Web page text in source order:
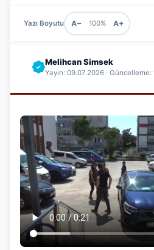
Yazı Boyutu A− 100% A+
Melihcan Simsek
Yayın: 09.07.2026 · Güncelleme: